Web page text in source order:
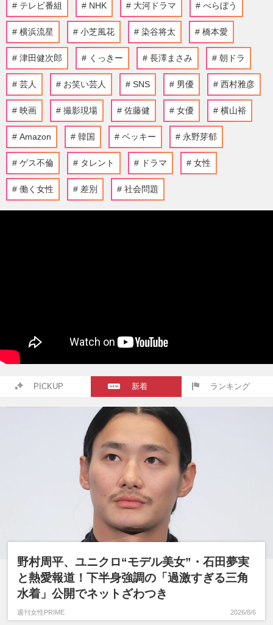
テレビ番組 NHK 大河ドラマ べらぼう
横浜流星 小芝風花 染谷将太 橋本愛
津田健次郎 くっきー 長澤まさみ 朝ドラ
芸人 お笑い芸人 SNS 男優 西村雅彦
映画 撮影現場 佐藤健 女優 横山裕
Amazon 韓国 ベッキー 永野芽郁
ゲス不倫 タレント ドラマ 女性
働く女性 差別 社会問題
PICKUP 新着 ランキング
野村周平、ユニクロ“モデル美女”・石田夢実
と熱愛報道！下半身強調の「過激すぎる三角
水着」公開でネットざわつき
週刊女性PRIME 2026/8/6